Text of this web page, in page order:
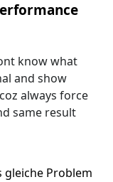
know what
and show
always force
same result
gleiche Problem